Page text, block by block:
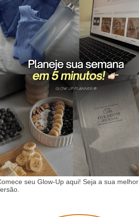
seu Glow-Up aqui! Seja a sua melhor